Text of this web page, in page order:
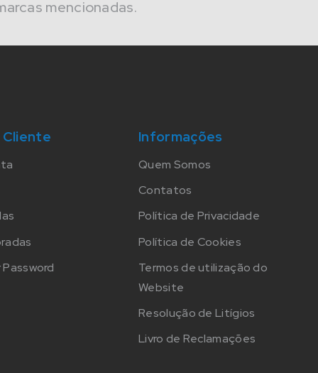
mencionadas.
Informações
Quem Somos
Contatos
Política de Privacidade
Política de Cookies
Termos de utilização do
Website
Resolução de Litígios
Livro de Reclamações